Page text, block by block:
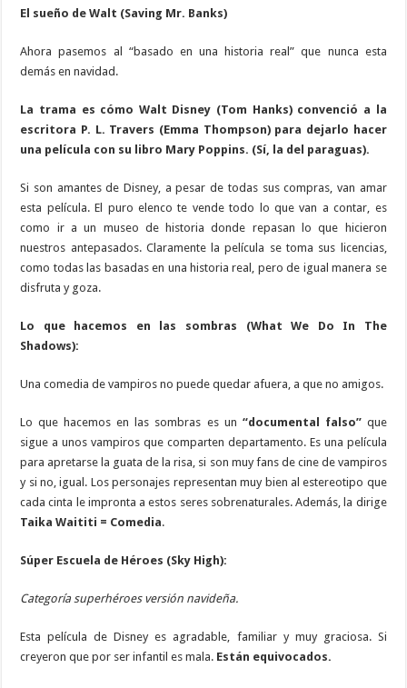
El sueño de Walt (Saving Mr. Banks)
Ahora pasemos al “basado en una historia real” que nunca esta
demás en navidad.
La trama es cómo Walt Disney (Tom Hanks) convenció a la
escritora P. L. Travers (Emma Thompson) para dejarlo hacer
una película con su libro Mary Poppins. (Sí, la del paraguas).
Si son amantes de Disney, a pesar de todas sus compras, van amar
esta película. El puro elenco te vende todo lo que van a contar, es
como ir a un museo de historia donde repasan lo que hicieron
nuestros antepasados. Claramente la película se toma sus licencias,
como todas las basadas en una historia real, pero de igual manera se
disfruta y goza.
Lo que hacemos en las sombras (What We Do In The
Shadows):
Una comedia de vampiros no puede quedar afuera, a que no amigos.
Lo que hacemos en las sombras es un “documental falso”que
sigue a unos vampiros que comparten departamento. Es una película
para apretarse la guata de la risa, si son muy fans de cine de vampiros
y si no, igual. Los personajes representan muy bien al estereotipo que
cada cinta le impronta a estos seres sobrenaturales. Además, la dirige
Taika Waititi = Comedia.
Súper Escuela de Héroes (Sky High):
Categoría superhéroes versión navideña.
Esta película de Disney es agradable, familiar y muy graciosa. Si
creyeron que por ser infantil es mala. Están equivocados.